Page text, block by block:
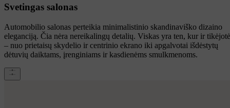
Svetingas salonas
Automobilio salonas perteikia minimalistinio skandinaviško dizaino
eleganciją. Čia nėra nereikalingų detalių. Viskas yra ten, kur ir
– nuo prietaisų skydelio ir centrinio ekrano iki apgalvotai išdėstytų
dėtuvių daiktams, įrenginiams ir kasdienėms smulkmenoms.